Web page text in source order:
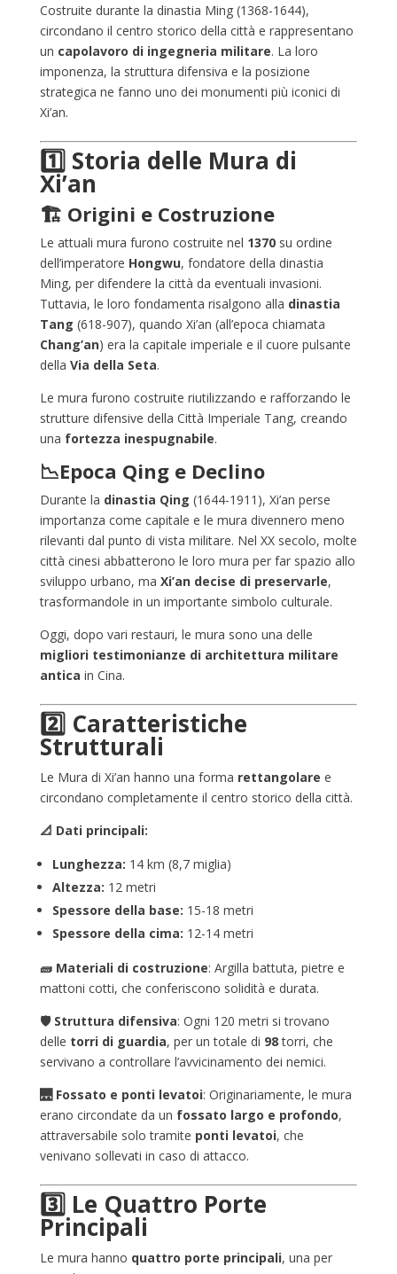
Costruite durante la dinastia Ming (1368-1644),
circondano il centro storico della città e rappresentano
un capolavoro di ingegneria militare. La loro
imponenza, la struttura difensiva e la posizione
strategica ne fanno uno dei monumenti più iconici di
Xi’an.
1️⃣ Storia delle Mura di
Xi’an
🏗️ Origini e Costruzione
Le attuali mura furono costruite nel 1370su ordine
dell’imperatore Hongwu, fondatore della dinastia
Ming, per difendere la città da eventuali invasioni.
Tuttavia, le loro fondamenta risalgono alla dinastia
Tang (618-907), quando Xi’an (all’epoca chiamata
Chang’an) era la capitale imperiale e il cuore pulsante
della Via della Seta.
Le mura furono costruite riutilizzando e rafforzando le
strutture difensive della Città Imperiale Tang, creando
una fortezza inespugnabile.
📉Epoca Qing e Declino
Durante la dinastia Qing (1644-1911), Xi’an perse
importanza come capitale e le mura divennero meno
rilevanti dal punto di vista militare. Nel XX secolo, molte
città cinesi abbatterono le loro mura per far spazio allo
sviluppo urbano, ma Xi’an decise di preservarle,
trasformandole in un importante simbolo culturale.
Oggi, dopo vari restauri, le mura sono una delle
migliori testimonianze di architettura militare
antica in Cina.
2️⃣ Caratteristiche
Strutturali
Le Mura di Xi’an hanno una forma rettangolare e
circondano completamente il centro storico della città.
📐 Dati principali:
Lunghezza: 14 km (8,7 miglia)
Altezza: 12 metri
Spessore della base: 15-18 metri
Spessore della cima: 12-14 metri
🧱 Materiali di costruzione: Argilla battuta, pietre e
mattoni cotti, che conferiscono solidità e durata.
🛡️ Struttura difensiva: Ogni 120 metri si trovano
delle torri di guardia, per un totale di 98torri, che
servivano a controllare l’avvicinamento dei nemici.
🌉 Fossato e ponti levatoi: Originariamente, le mura
erano circondate da un fossato largo e profondo,
attraversabile solo tramite ponti levatoi, che
venivano sollevati in caso di attacco.
3️⃣ Le Quattro Porte
Principali
Le mura hanno quattro porte principali, una per